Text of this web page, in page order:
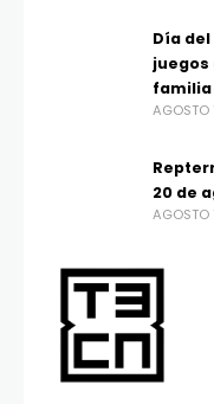
Día
familia
20 de